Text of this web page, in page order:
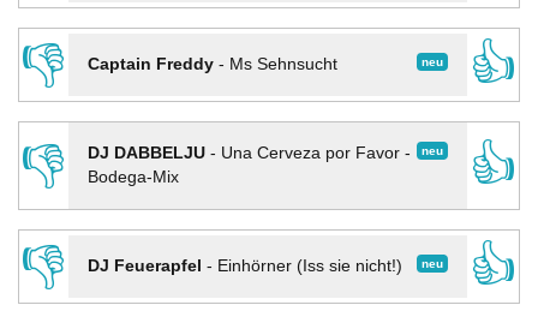
👎
neu
Captain Freddy- Ms Sehnsucht
👍
👎
neu
DJ DABBELJU- Una Cerveza por Favor -
Bodega-Mix
👍
👎
neu
DJ Feuerapfel - Einhörner (Iss sie nicht!)
👍